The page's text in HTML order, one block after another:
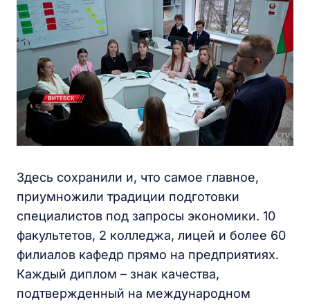
Здесь сохранили и, что самое главное,
приумножили традиции подготовки
специалистов под запросы экономики. 10
факультетов, 2 колледжа, лицей и более 60
филиалов кафедр прямо на предприятиях.
Каждый диплом – знак качества,
подтвержденный на международном